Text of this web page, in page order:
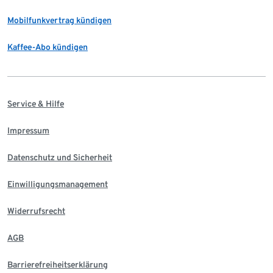
Mobilfunkvertrag kündigen
Kaffee-Abo kündigen
Service & Hilfe
Impressum
Datenschutz und Sicherheit
Einwilligungsmanagement
Widerrufsrecht
AGB
Barrierefreiheitserklärung